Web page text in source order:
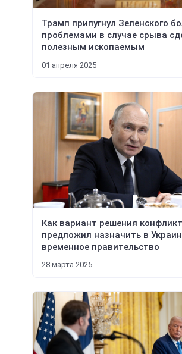
Трамп припугнул Зеленского
проблемами в случае срыва
полезным ископаемым
01 апреля 2025
Как вариант решения
предложил назначить в
временное правительство
28 марта 2025